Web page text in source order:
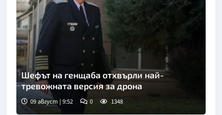
Снимка: БТА
Шефът на генщаба отхвърли най-
тревожната версия за дрона
09 август | 9:52 0 1348